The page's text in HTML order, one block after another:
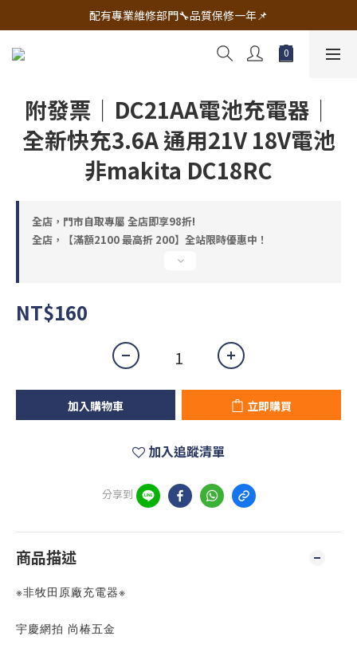
🔧電動工具&五金唯一首選 宇慶五金網拍🔧
配有專業維修部門🔧品質保修一年📌
🔧電動工具&五金唯一首選 宇慶五金網拍🔧
附發票｜DC21AA電池充電器｜
全新快充3.6A 通用21V 18V電池
非makita DC18RC
全店，門市自取專屬 全店即享98折!
全店，【滿額2100 最高折 200】全站限時優惠中！
NT$160
加入購物車 立即購買
加入追蹤清單
分享到
商品描述
※非牧田原廠充電器※
宇慶網拍 尚椿五金